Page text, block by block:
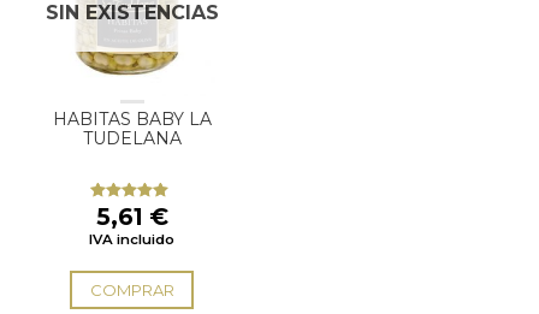
SIN EXISTENCIAS
HABITAS BABY LA
TUDELANA
Valorado
con5.00
de
5
5,61 €
IVA incluido
COMPRAR